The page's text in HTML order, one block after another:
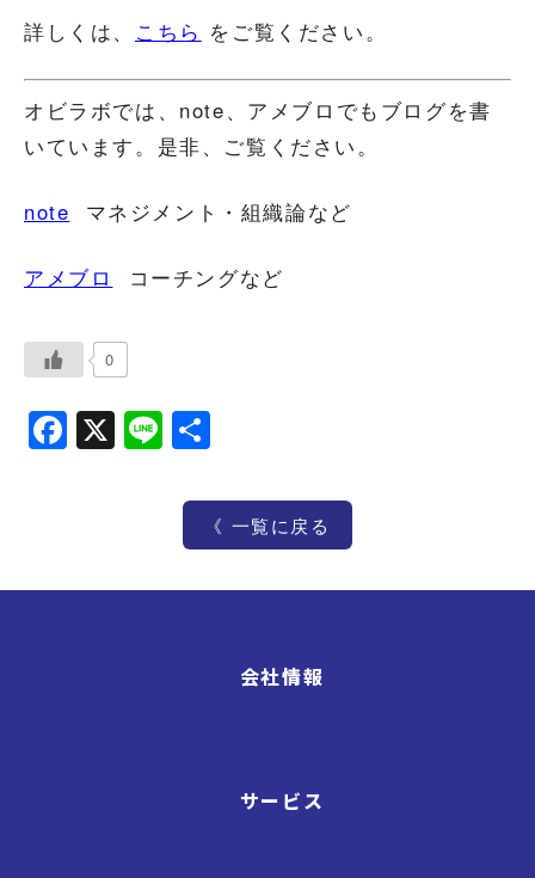
詳しくは、 こちら をご覧ください。
オビラボでは、note、アメブロでもブログを書
いています。是非、ご覧ください。
note マネジメント・組織論など
アメブロ コーチングなど
0
Facebook
X Line
《 一覧に戻る
会社情報
サービス